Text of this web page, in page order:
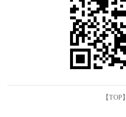
【TOP】